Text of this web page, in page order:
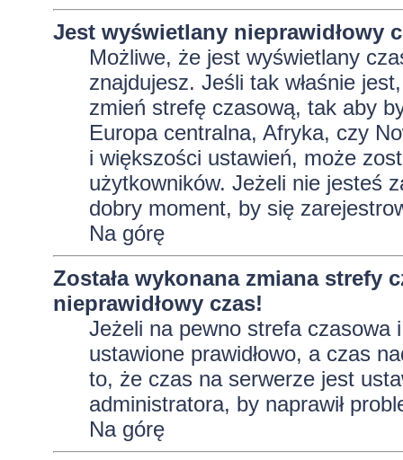
Jest wyświetlany nieprawidłowy
Możliwe, że jest wyświetlany
znajdujesz. Jeśli tak właśnie
zmień strefę czasową, tak aby
Europa centralna, Afryka, czy
i większości ustawień, może
użytkowników. Jeżeli nie jesteś
dobry moment, by się
Na górę
Została wykonana zmiana strefy
nieprawidłowy czas!
Jeżeli na pewno strefa czasowa
ustawione prawidłowo, a czas
to, że czas na serwerze jest
administratora, by naprawił
Na górę